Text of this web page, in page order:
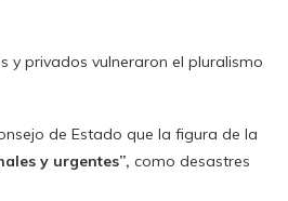
y privados vulneraron el pluralismo
de Estado que la figura de la
y urgentes”, como desastres